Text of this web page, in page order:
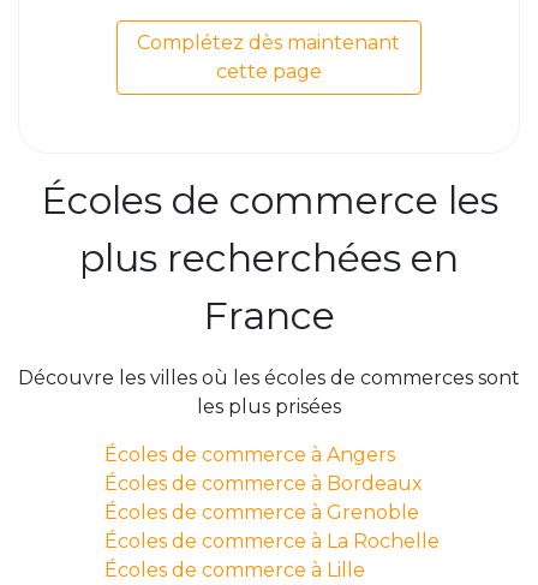
Complétez dès maintenant
cette page
Écoles de commerce les
plus recherchées en
France
Découvre les villes où les écoles de commerces sont
les plus prisées
Écoles de commerce à Angers
Écoles de commerce à Bordeaux
Écoles de commerce à Grenoble
Écoles de commerce à La Rochelle
Écoles de commerce à Lille